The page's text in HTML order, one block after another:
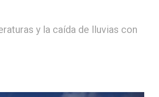
y la caída de lluvias con